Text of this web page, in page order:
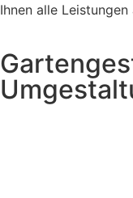
Ihnen alle Leistungen